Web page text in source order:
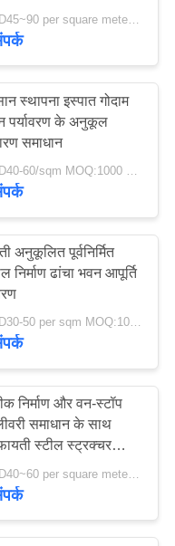
सर्विसेज
मुस्कराते
12
USD45~90 per square meter MOQ:1000 वर्ग मीटर
स्थापना इस्पात गोदाम
पर्यावरण के अनुकूल
समाधान
USD40-60/sqm MOQ:1000 वर्ग मीटर
अनुकूलित पूर्वनिर्मित
निर्माण ढांचा भवन आपूर्ति
USD30-50 per sqm MOQ:1000 वर्गमीटर
निर्माण और वन-स्टॉप
समाधान के साथ
स्टील स्ट्रक्चर